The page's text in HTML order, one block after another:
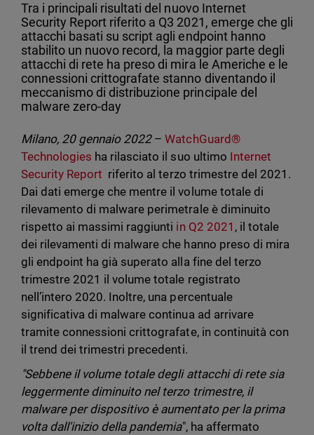
Tra i principali risultati del nuovo Internet
Security Report riferito a Q3 2021, emerge che gli
attacchi basati su script agli endpoint hanno
stabilito un nuovo record, la maggior parte degli
attacchi di rete ha preso di mira le Americhe e le
connessioni crittografate stanno diventando il
meccanismo di distribuzione principale del
malware zero-day
Milano, 20 gennaio 2022–WatchGuard®
Technologies ha rilasciato il suo ultimo Internet
Security Report riferito al terzo trimestre del 2021.
Dai dati emerge che mentre il volume totale di
rilevamento di malware perimetrale è diminuito
rispetto ai massimi raggiunti in Q2 2021 , il totale
dei rilevamenti di malware che hanno preso di mira
gli endpoint ha già superato alla fine del terzo
trimestre 2021 il volume totale registrato
nell’intero 2020. Inoltre, una percentuale
significativa di malware continua ad arrivare
tramite connessioni crittografate, in continuità con
il trend dei trimestri precedenti.
"Sebbene il volume totale degli attacchi di rete sia
leggermente diminuito nel terzo trimestre, il
malware per dispositivo è aumentato per la prima
volta dall'inizio della pandemia", ha affermato